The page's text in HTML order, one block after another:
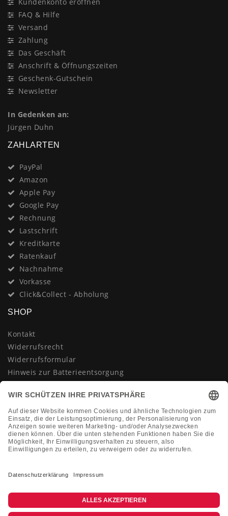
FAQ & Hilfe
Versand
Zahlung
Das Geschäft
Anschrift & Öffnungszeiten
Geschenk-Gutschein
Newsletter
In Gedenken an:
Jürgen Duhn
ZAHLARTEN
PayPal
Amazon
Apple Pay
Google Pay
Rechnung
Lastschrift
Kreditkarte
Ratenkauf
Nachnahme
Vorkasse
Click&Collect - Abholung
SHOP
Kontakt
Widerrufsrecht
Widerrufsformular
Hinweis zur Batterieentsorgung
AGB
Impressum
Vertrag widerrufen
KONTAKT
Montag-Freitag 10:00-18:00 Uhr
shop@dienadel.de
Kieler Str. 18 - 41540 Dormagen